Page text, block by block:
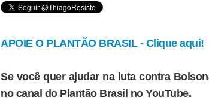
APOIE O PLANTÃO BRASIL - Clique aqui!
Se você quer ajudar na luta contra
no canal do Plantão Brasil no YouTube.